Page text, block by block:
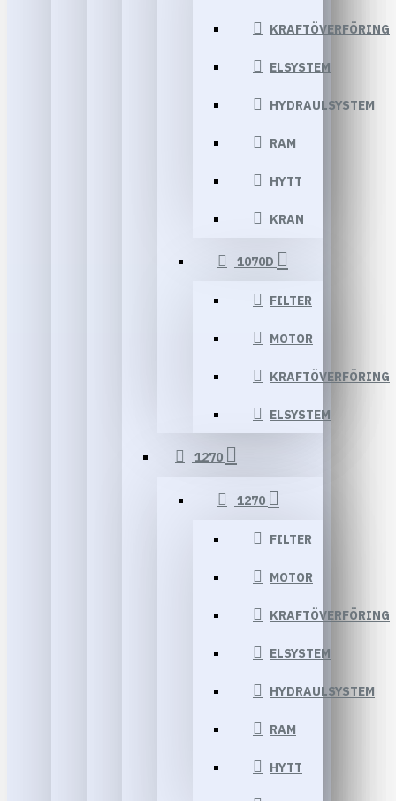
KRAFTÖVERFÖRING
ELSYSTEM
HYDRAULSYSTEM
RAM
HYTT
KRAN
1070D
FILTER
MOTOR
KRAFTÖVERFÖRING
ELSYSTEM
1270
1270
FILTER
MOTOR
KRAFTÖVERFÖRING
ELSYSTEM
HYDRAULSYSTEM
RAM
HYTT